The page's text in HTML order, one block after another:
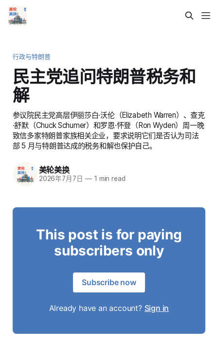
行政与特朗普
民主党追问特朗普税务和
解
参议院民主党高层伊丽莎白·沃伦（Elizabeth Warren）、查克
·舒默（Chuck Schumer）和罗恩·怀登（Ron Wyden）周一晚
致信多家特朗普家族相关企业，要求说明它们是否认为司法
部 5 月与特朗普达成的税务和解也保护自己。
美轮美换
2026年7月7日 —1 min read
This post is for paying
subscribers only
Subscribe now
Already have an account? Sign in